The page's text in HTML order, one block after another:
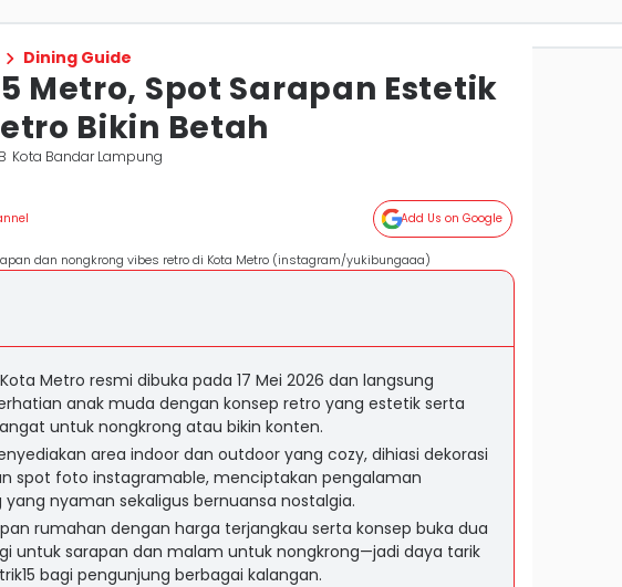
Dining Guide
Metro, Spot Sarapan Estetik
Bikin Betah
Kota Bandar Lampung
Add Us on Google
dan nongkrong vibes retro di Kota Metro (instagram/yukibungaaa)
Kota Metro resmi dibuka pada 17 Mei 2026 dan langsung
anak muda dengan konsep retro yang estetik serta
untuk nongkrong atau bikin konten.
area indoor dan outdoor yang cozy, dihiasi dekorasi
spot foto instagramable, menciptakan pengalaman
yang nyaman sekaligus bernuansa nostalgia.
rumahan dengan harga terjangkau serta konsep buka dua
untuk sarapan dan malam untuk nongkrong—jadi daya tarik
bagi pengunjung berbagai kalangan.